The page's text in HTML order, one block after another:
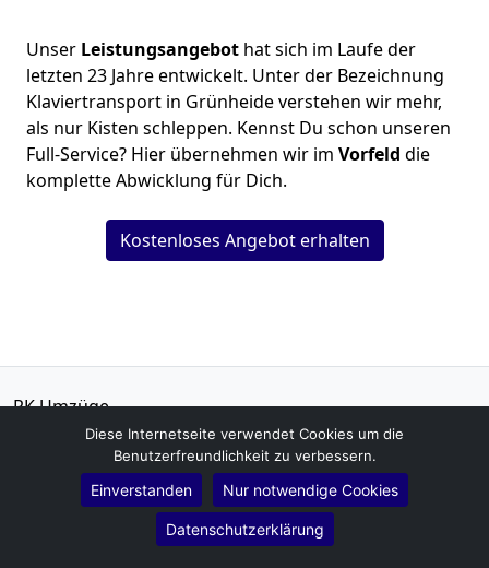
Unser Leistungsangebot hat sich im Laufe der
letzten 23 Jahre entwickelt. Unter der Bezeichnung
Klaviertransport in Grünheide verstehen wir mehr,
als nur Kisten schleppen. Kennst Du schon unseren
Full-Service? Hier übernehmen wir im Vorfeld die
komplette Abwicklung für Dich.
Kostenloses Angebot erhalten
RK Umzüge
Patrick Richter
Walther-Rathenau-Straße 18
Grünheide
01579-2621467
Diese Internetseite verwendet Cookies um die
Benutzerfreundlichkeit zu verbessern.
Einverstanden Nur notwendige Cookies
Datenschutzerklärung